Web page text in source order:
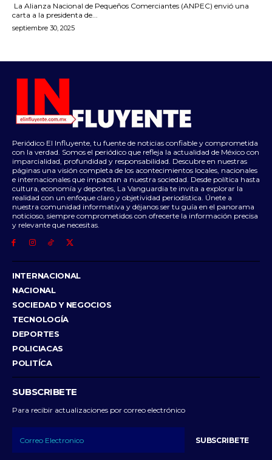
La Alianza Nacional de Pequeños Comerciantes (ANPEC) envió una
carta a la presidenta de...
septiembre 30, 2025
Periódico El Influyente, tu fuente de noticias confiable y comprometida
con la verdad. Somos el periódico que refleja la actualidad de México con
imparcialidad, profundidad y responsabilidad. Descubre en nuestras
páginas una visión completa de los acontecimientos locales, nacionales
e internacionales que impactan a nuestra sociedad. Desde política hasta
cultura, economía y deportes, La Vanguardia te invita a explorar la
realidad con un enfoque claro y objetividad periodística. Únete a
nuestra comunidad informativa y déjanos ser tu guía en el panorama
noticioso, siempre comprometidos con ofrecerte la información precisa
y relevante que necesitas.
INTERNACIONAL
NACIONAL
SOCIEDAD Y NEGOCIOS
TECNOLOGÍA
DEPORTES
POLICIACAS
POLITÍCA
SUBSCRIBETE
Para recibir actualizaciones por correo electrónico
SUBSCRIBETE